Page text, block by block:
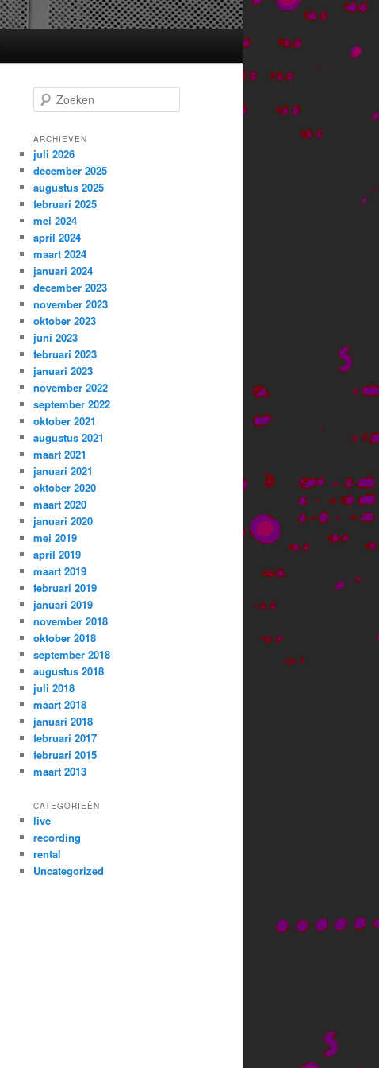
o
k
e
n
ARCHIEVEN
juli 2026
december 2025
augustus 2025
februari 2025
mei 2024
april 2024
maart 2024
januari 2024
december 2023
november 2023
oktober 2023
juni 2023
februari 2023
januari 2023
november 2022
september 2022
oktober 2021
augustus 2021
maart 2021
januari 2021
oktober 2020
maart 2020
januari 2020
mei 2019
april 2019
maart 2019
februari 2019
januari 2019
november 2018
oktober 2018
september 2018
augustus 2018
juli 2018
maart 2018
januari 2018
februari 2017
februari 2015
maart 2013
CATEGORIEËN
live
recording
rental
Uncategorized